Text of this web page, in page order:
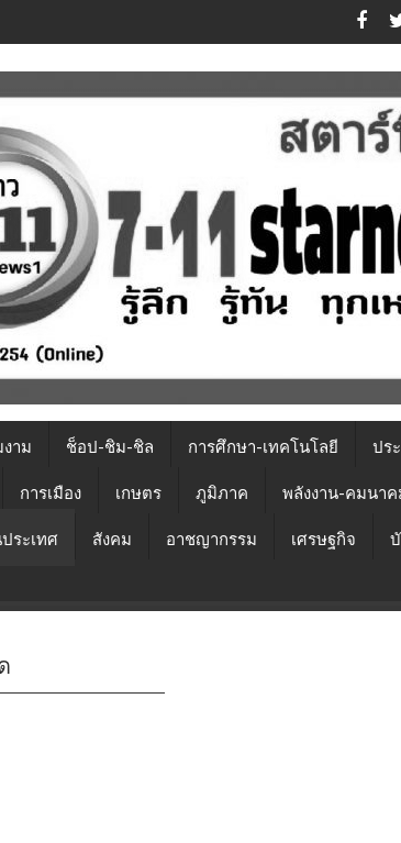
าม ช็อป-ชิม-ชิล การศึกษา-เทคโนโลยี ปร
การเมือง เกษตร ภูมิภาค พลังงาน-คมนา
ระเทศ สังคม อาชญากรรม เศรษฐกิจ